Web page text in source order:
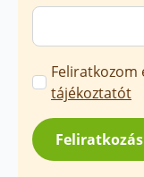
Marketing
üzenetek
jóváhagyása
*
tájékoztatót
Feliratkozás